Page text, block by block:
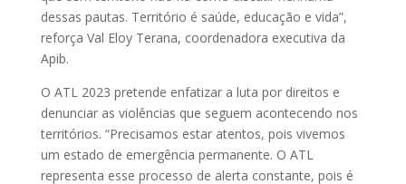
dessas pautas. Território é saúde, educação e vida”,
reforça Val Eloy Terana, coordenadora executiva da
Apib.
O ATL 2023 pretende enfatizar a luta por direitos e
denunciar as violências que seguem acontecendo nos
territórios. “Precisamos estar atentos, pois vivemos
um estado de emergência permanente. O ATL
representa esse processo de alerta constante, pois é